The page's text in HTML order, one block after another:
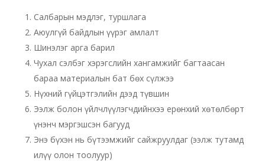
Салбарын мэдлэг, туршлага
Аюулгүй байдлын үүрэг амлалт
Шинэлэг арга барил
Чухал сэлбэг хэрэгслийн хангамжийг багтаасан
бараа материалын бат бөх сүлжээ
Нүхний гүйцэтгэлийн дээд түвшин
Ээлж болон үйлчлүүлэгчдийнхээ ерөнхий хөтөлбөрт
үнэнч мэргэшсэн багууд
Энэ бүхэн нь бүтээмжийг сайжруулдаг (ээлж тутамд
илүү олон тоолуур)